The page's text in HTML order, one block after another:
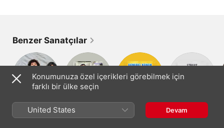
Benzer Sanatçılar
The Ringo Jets أحمد كوجر Dengbêj Kerem
Wizard of
Loneliness
Konumunuza özel içerikleri görebilmek için
farklı bir ülke seçin
United States Devam